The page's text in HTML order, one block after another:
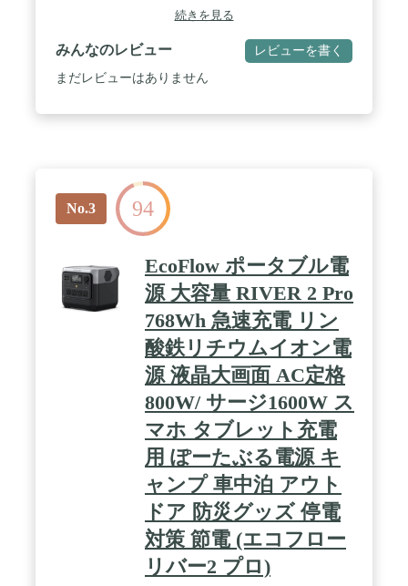
体が長寿命：ポータブル電源を構成する各要素を最
適化することで製品全体の長寿命化を実現する
Anker独自の【InfiniPower設計】を採用し、約10年
間安心してご使用いただけます。 / InfiniPower 設
計：本製品は電池だけでなく、数千の内部電子部品
蔵し、停電時も安心です。 / アウトドアでも安心し
て使える高い耐久性能 :強化パネルの使用に加え、
バッテリーパック構造を強化し、高さ50cmからコン
クリート床への落下テストもクリアしています。製
品表面には耐火ラバーシェルを採用。 / 安心の最大
5年長期保証 : ご購入後も最大5年の保証期間内に製
品の不具合が生じた場合、Ankerのカスタマーサポ
ートへお問い合わせいただければ、弊社にて確認
後、同一製品の新品と交換対応いたします / 保証対
象・製品規格：ご購入日時に関わらず、正規ルート
で購入された全てのお客様が保証の対象となりま
す。本製品は多数の安全機能を有しており、PSEを
始めとし様々な国際的安全規格および基準に準拠し
ています。 / 製品回収でご使用後もサポート：アン
カー・ジャパン株式会社では、ご使用済み弊社製品
モバイルバッテリー / ポータブル電源の回収を承っ
ております。回収した製品はリサイクル資源として
再生致します。 / パッケージ内容： 製品本体、AC
アダプタ、ケーブル内蔵カーチャージャー、取扱説
明書、長期保証 (会員登録で最長5年、詳細は「出品
者のコメント」をご確認ください。)、カスタマー
サポート / ご注意：車から本製品を充電する場合、
シガーソケット充電ケーブルをカーソケットの奥ま
でまっすぐに差し込んでください。斜めになる場合
続きを見る
みんなのレビュー レビューを書く
まだレビューはありません
No.3 94
EcoFlow ポータブル電
源 大容量 RIVER 2 Pro
768Wh 急速充電 リン
酸鉄リチウムイオン電
源 液晶大画面 AC定格
800W/ サージ1600W ス
マホ タブレット充電
用 ぽーたぶる電源 キ
ャンプ 車中泊 アウト
ドア 防災グッズ 停電
対策 節電 (エコフロー
リバー2 プロ)